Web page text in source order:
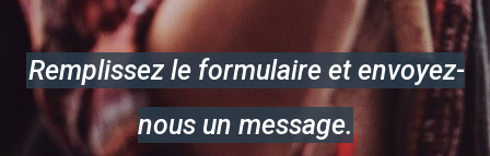
Remplissez le formulaire et envoyez-
nous un message.